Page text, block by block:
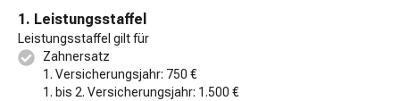
1. Leistungsstaffel
Leistungsstaffel gilt für
Zahnersatz
1. Versicherungsjahr: 750 €
1. bis 2. Versicherungsjahr: 1.500 €